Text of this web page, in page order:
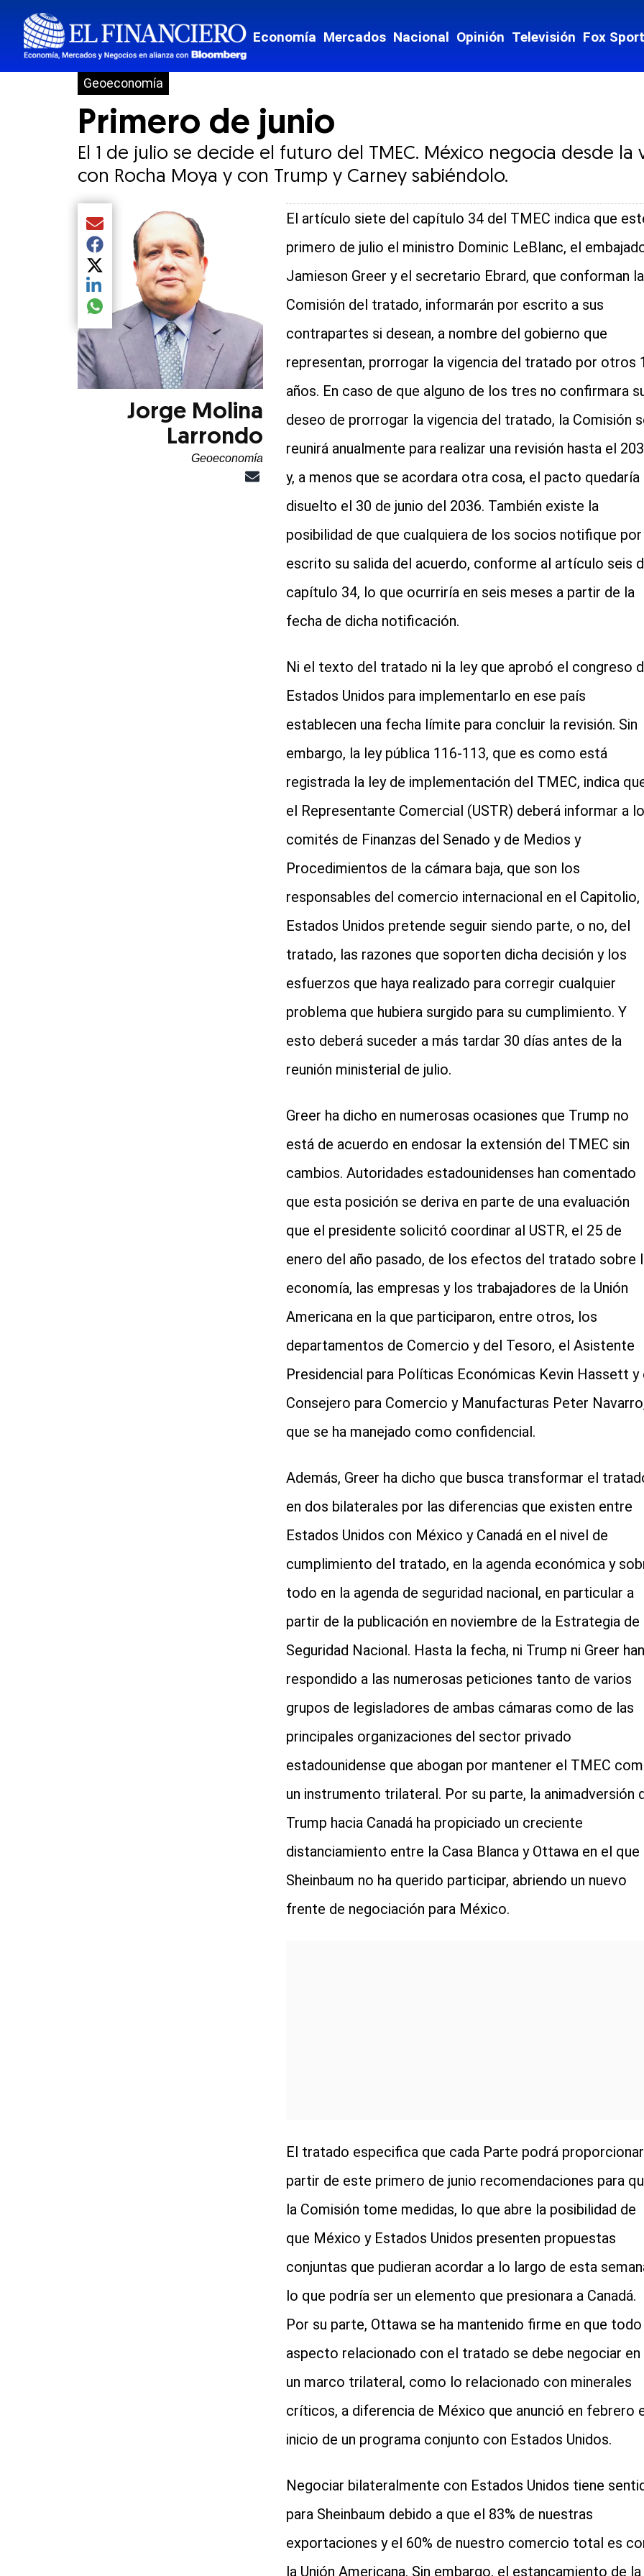
Economía Mercados Nacional Opinión Televisión Fox
Geoeconomía
Primero de junio
El 1 de julio se decide el futuro del TMEC. México negocia desde la
con Rocha Moya y con Trump y Carney sabiéndolo.
Compartir el artículo actual mediante Email
Compartir el artículo actual mediante Facebook
Compartir el artículo actual mediante Twitter
Compartir el artículo actual mediante LinkedIn
Compartir el artículo actual mediante global.social-whatsapp
Jorge Molina
Larrondo
Geoeconomía
El artículo siete del capítulo 34 del TMEC indica que
primero de julio el ministro Dominic LeBlanc, el
Jamieson Greer y el secretario Ebrard, que conforman la
Comisión del tratado, informarán por escrito a sus
contrapartes si desean, a nombre del gobierno que
representan, prorrogar la vigencia del tratado por otros
años. En caso de que alguno de los tres no confirmara
deseo de prorrogar la vigencia del tratado, la Comisión
reunirá anualmente para realizar una revisión hasta el
y, a menos que se acordara otra cosa, el pacto quedaría
disuelto el 30 de junio del 2036. También existe la
posibilidad de que cualquiera de los socios notifique por
escrito su salida del acuerdo, conforme al artículo seis
capítulo 34, lo que ocurriría en seis meses a partir de la
fecha de dicha notificación.
Ni el texto del tratado ni la ley que aprobó el congreso
Estados Unidos para implementarlo en ese país
establecen una fecha límite para concluir la revisión. Sin
embargo, la ley pública 116-113, que es como está
registrada la ley de implementación del TMEC, indica
el Representante Comercial (USTR) deberá informar a
comités de Finanzas del Senado y de Medios y
Procedimientos de la cámara baja, que son los
responsables del comercio internacional en el Capitolio,
Estados Unidos pretende seguir siendo parte, o no, del
tratado, las razones que soporten dicha decisión y los
esfuerzos que haya realizado para corregir cualquier
problema que hubiera surgido para su cumplimiento. Y
esto deberá suceder a más tardar 30 días antes de la
reunión ministerial de julio.
Greer ha dicho en numerosas ocasiones que Trump no
está de acuerdo en endosar la extensión del TMEC sin
cambios. Autoridades estadounidenses han comentado
que esta posición se deriva en parte de una evaluación
que el presidente solicitó coordinar al USTR, el 25 de
enero del año pasado, de los efectos del tratado sobre
economía, las empresas y los trabajadores de la Unión
Americana en la que participaron, entre otros, los
departamentos de Comercio y del Tesoro, el Asistente
Presidencial para Políticas Económicas Kevin Hassett y
Consejero para Comercio y Manufacturas Peter
que se ha manejado como confidencial.
Además, Greer ha dicho que busca transformar el
en dos bilaterales por las diferencias que existen entre
Estados Unidos con México y Canadá en el nivel de
cumplimiento del tratado, en la agenda económica y
todo en la agenda de seguridad nacional, en particular a
partir de la publicación en noviembre de la Estrategia de
Seguridad Nacional. Hasta la fecha, ni Trump ni Greer han
respondido a las numerosas peticiones tanto de varios
grupos de legisladores de ambas cámaras como de las
principales organizaciones del sector privado
estadounidense que abogan por mantener el TMEC
un instrumento trilateral. Por su parte, la animadversión
Trump hacia Canadá ha propiciado un creciente
distanciamiento entre la Casa Blanca y Ottawa en el que
Sheinbaum no ha querido participar, abriendo un nuevo
frente de negociación para México.
El tratado especifica que cada Parte podrá
partir de este primero de junio recomendaciones para
la Comisión tome medidas, lo que abre la posibilidad de
que México y Estados Unidos presenten propuestas
conjuntas que pudieran acordar a lo largo de esta
lo que podría ser un elemento que presionara a Canadá.
Por su parte, Ottawa se ha mantenido firme en que todo
aspecto relacionado con el tratado se debe negociar en
un marco trilateral, como lo relacionado con minerales
críticos, a diferencia de México que anunció en febrero
inicio de un programa conjunto con Estados Unidos.
Negociar bilateralmente con Estados Unidos tiene
para Sheinbaum debido a que el 83% de nuestras
exportaciones y el 60% de nuestro comercio total es
la Unión Americana. Sin embargo, el estancamiento de la